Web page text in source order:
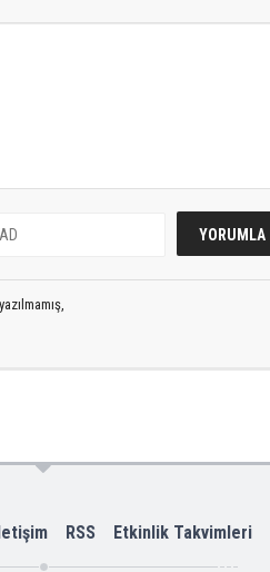
RSS Etkinlik Takvimleri